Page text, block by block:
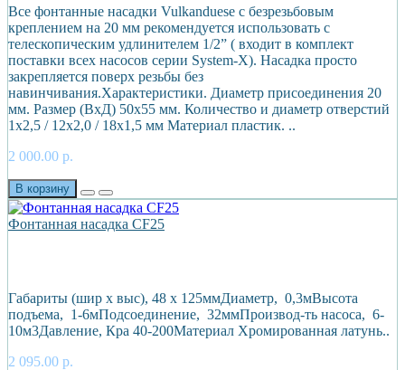
Все фонтанные насадки Vulkanduese с безрезьбовым
креплением на 20 мм рекомендуется использовать с
телескопическим удлинителем 1/2” ( входит в комплект
поставки всех насосов серии System-X). Насадка просто
закрепляется поверх резьбы без
навинчивания.Характеристики. Диаметр присоединения 20
мм. Размер (ВхД) 50х55 мм. Количество и диаметр отверстий
1х2,5 / 12х2,0 / 18х1,5 мм Материал пластик. ..
2 000.00 р.
В корзину
Фонтанная насадка CF25
Габариты (шир х выс), 48 х 125ммДиаметр, 0,3мВысота
подъема, 1-6мПодсоединение, 32ммПроизвод-ть насоса, 6-
10м3Давление, Кра 40-200Материал Хромированная латунь..
2 095.00 р.